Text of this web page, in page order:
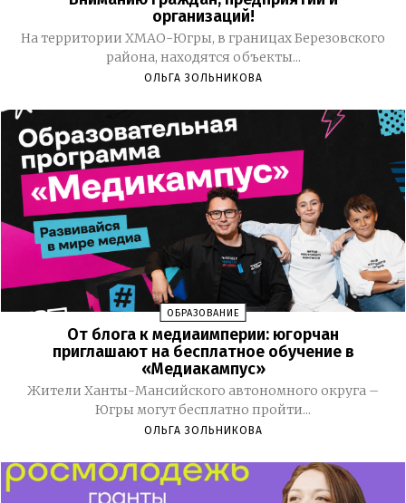
организаций!
На территории ХМАО-Югры, в границах Березовского
района, находятся объекты...
ОЛЬГА ЗОЛЬНИКОВА
ОБРАЗОВАНИЕ
От блога к медиаимперии: югорчан
приглашают на бесплатное обучение в
«Медиакампус»
Жители Ханты-Мансийского автономного округа –
Югры могут бесплатно пройти...
ОЛЬГА ЗОЛЬНИКОВА